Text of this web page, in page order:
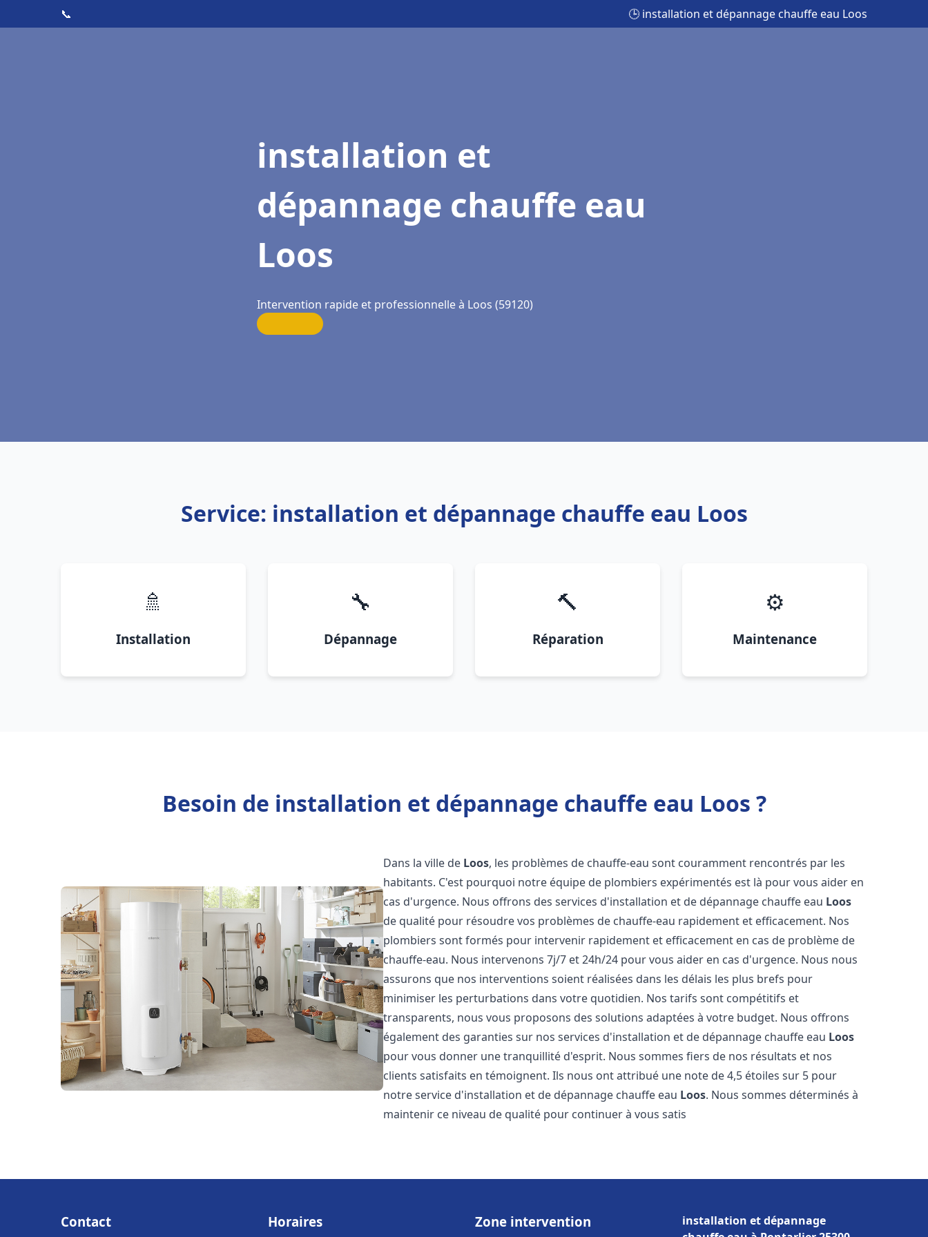
📞 🕒 installation et dépannage chauffe eau Loos
installation et
dépannage chauffe eau
Loos
Intervention rapide et professionnelle à Loos (59120)
Service: installation et dépannage chauffe eau Loos
🚿
Installation
🔧
Dépannage
🔨
Réparation
⚙️
Maintenance
Besoin de installation et dépannage chauffe eau Loos ?
Dans la ville de Loos, les problèmes de chauffe-eau sont couramment rencontrés par les
habitants. C'est pourquoi notre équipe de plombiers expérimentés est là pour vous aider en
cas d'urgence. Nous offrons des services d'installation et de dépannage chauffe eau Loos
de qualité pour résoudre vos problèmes de chauffe-eau rapidement et efficacement. Nos
plombiers sont formés pour intervenir rapidement et efficacement en cas de problème de
chauffe-eau. Nous intervenons 7j/7 et 24h/24 pour vous aider en cas d'urgence. Nous nous
assurons que nos interventions soient réalisées dans les délais les plus brefs pour
minimiser les perturbations dans votre quotidien. Nos tarifs sont compétitifs et
transparents, nous vous proposons des solutions adaptées à votre budget. Nous offrons
également des garanties sur nos services d'installation et de dépannage chauffe eau Loos
pour vous donner une tranquillité d'esprit. Nous sommes fiers de nos résultats et nos
clients satisfaits en témoignent. Ils nous ont attribué une note de 4,5 étoiles sur 5 pour
notre service d'installation et de dépannage chauffe eau Loos. Nous sommes déterminés à
maintenir ce niveau de qualité pour continuer à vous satis
Contact Horaires Zone intervention
installation et dépannage